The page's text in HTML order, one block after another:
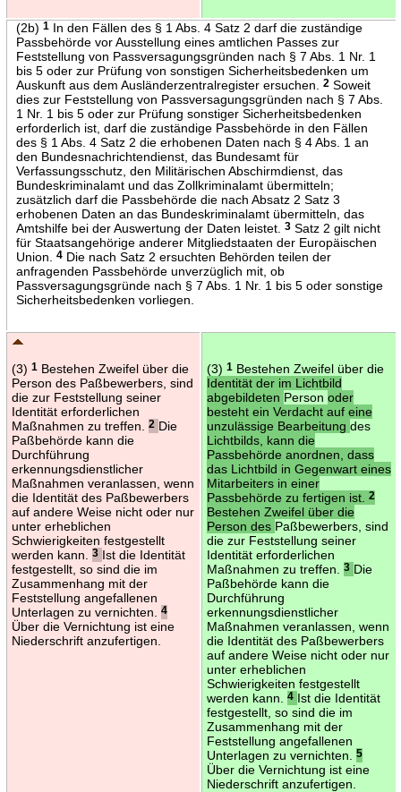
(2b) 1In den Fällen des § 1 Abs. 4 Satz 2 darf die zuständige
Passbehörde vor Ausstellung eines amtlichen Passes zur
Feststellung von Passversagungsgründen nach § 7 Abs. 1 Nr. 1
bis 5 oder zur Prüfung von sonstigen Sicherheitsbedenken um
Auskunft aus dem Ausländerzentralregister ersuchen.
2Soweit
dies zur Feststellung von Passversagungsgründen nach § 7 Abs.
1 Nr. 1 bis 5 oder zur Prüfung sonstiger Sicherheitsbedenken
erforderlich ist, darf die zuständige Passbehörde in den Fällen
des § 1 Abs. 4 Satz 2 die erhobenen Daten nach § 4 Abs. 1 an
den Bundesnachrichtendienst, das Bundesamt für
Verfassungsschutz, den Militärischen Abschirmdienst, das
Bundeskriminalamt und das Zollkriminalamt übermitteln;
zusätzlich darf die Passbehörde die nach Absatz 2 Satz 3
erhobenen Daten an das Bundeskriminalamt übermitteln, das
Amtshilfe bei der Auswertung der Daten leistet.
3Satz 2 gilt nicht
für Staatsangehörige anderer Mitgliedstaaten der Europäischen
Union.
4Die nach Satz 2 ersuchten Behörden teilen der
anfragenden Passbehörde unverzüglich mit, ob
Passversagungsgründe nach § 7 Abs. 1 Nr. 1 bis 5 oder sonstige
Sicherheitsbedenken vorliegen.
(3) 1Bestehen Zweifel über die
Person des Paßbewerbers, sind
die zur Feststellung seiner
Identität erforderlichen
Maßnahmen zu treffen.
2 Die
Paßbehörde kann die
Durchführung
erkennungsdienstlicher
Maßnahmen veranlassen, wenn
die Identität des Paßbewerbers
auf andere Weise nicht oder nur
unter erheblichen
Schwierigkeiten festgestellt
werden kann.
3 Ist die Identität
festgestellt, so sind die im
Zusammenhang mit der
Feststellung angefallenen
Unterlagen zu vernichten.
4
Über die Vernichtung ist eine
Niederschrift anzufertigen.
(3) 1Bestehen Zweifel über die
Identität der im Lichtbild
abgebildeten Person oder
besteht ein Verdacht auf eine
unzulässige Bearbeitung des
Lichtbilds, kann die
Passbehörde anordnen, dass
das Lichtbild in Gegenwart eines
Mitarbeiters in einer
Passbehörde zu fertigen ist.
2
Bestehen Zweifel über die
Person des Paßbewerbers, sind
die zur Feststellung seiner
Identität erforderlichen
Maßnahmen zu treffen.
3 Die
Paßbehörde kann die
Durchführung
erkennungsdienstlicher
Maßnahmen veranlassen, wenn
die Identität des Paßbewerbers
auf andere Weise nicht oder nur
unter erheblichen
Schwierigkeiten festgestellt
werden kann.
4 Ist die Identität
festgestellt, so sind die im
Zusammenhang mit der
Feststellung angefallenen
Unterlagen zu vernichten.
5
Über die Vernichtung ist eine
Niederschrift anzufertigen.